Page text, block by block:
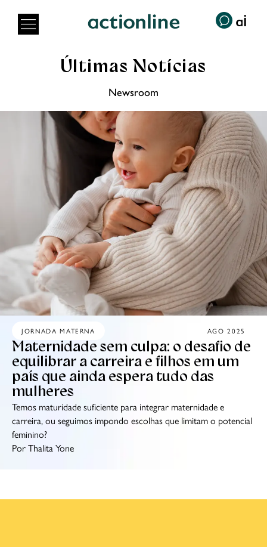
Últimas Notícias
Newsroom
JORNADA MATERNA AGO 2025
Maternidade sem culpa: o desafio de
equilibrar a carreira e filhos em um
país que ainda espera tudo das
mulheres
Temos maturidade suficiente para integrar maternidade e
carreira, ou seguimos impondo escolhas que limitam o potencial
feminino?
Por Thalita Yone